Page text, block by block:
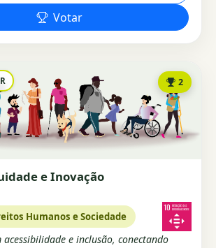
Votar
2
e Inovação
Humanos e Sociedade
acessibilidade e inclusão, conectando